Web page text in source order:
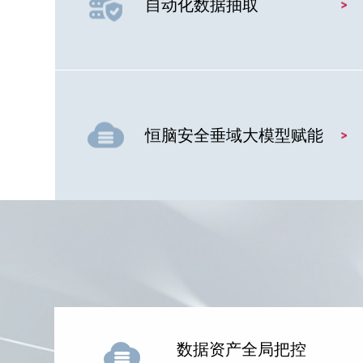
自动化数据抽取
恒脑安全垂域大模型赋能
数据资产全局把控